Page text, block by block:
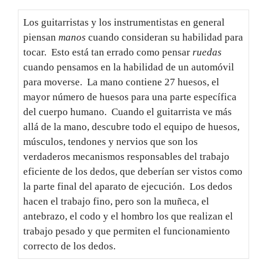
Los guitarristas y los instrumentistas en general
piensan manos cuando consideran su habilidad para
tocar. Esto está tan errado como pensar ruedas
cuando pensamos en la habilidad de un automóvil
para moverse. La mano contiene 27 huesos, el
mayor número de huesos para una parte específica
del cuerpo humano. Cuando el guitarrista ve más
allá de la mano, descubre todo el equipo de huesos,
músculos, tendones y nervios que son los
verdaderos mecanismos responsables del trabajo
eficiente de los dedos, que deberían ser vistos como
la parte final del aparato de ejecución. Los dedos
hacen el trabajo fino, pero son la muñeca, el
antebrazo, el codo y el hombro los que realizan el
trabajo pesado y que permiten el funcionamiento
correcto de los dedos.